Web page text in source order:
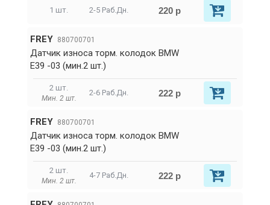
1 шт. 2-5 Раб.Дн. 220 р
FREY 880700701
Датчик износа торм. колодок BMW
E39 -03 (мин.2 шт.)
2 шт.
Мин. 2 шт.
2-6 Раб.Дн. 222 р
FREY 880700701
Датчик износа торм. колодок BMW
E39 -03 (мин.2 шт.)
2 шт.
Мин. 2 шт.
4-7 Раб.Дн. 222 р